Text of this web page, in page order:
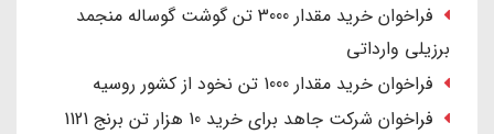
فراخوان خرید مقدار 3000 تن گوشت گوساله منجمد
برزیلی وارداتی
فراخوان خرید مقدار 1000 تن نخود از کشور روسیه
فراخوان شرکت جاهد برای خرید 10 هزار تن برنج 1121